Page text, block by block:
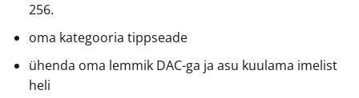
256.
oma kategooria tippseade
ühenda oma lemmik DAC-ga ja asu kuulama imelist
heli